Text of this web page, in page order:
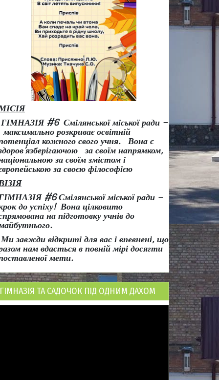
ГІМНАЗІЯ #6 Смілянської міської ради –
розкриває освітній
кожного свого учня.
Вона є
’язберігаючою за своїм напрямком,
за своїм змістом і
за своєю філософією
#6 Смілянської міської ради –
до успіху! Вона цілковито
на підготовку учнів до
Ми завжди відкриті для вас і впевнені, що
нам вдасться в повній мірі досягти
мети.
ГІМНАЗІЯ ТА САДОЧОК ПІД ОДНИМ ДАХОМ